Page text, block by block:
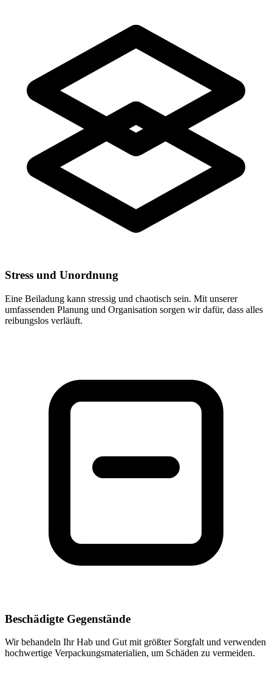
Stress und Unordnung
Eine Beiladung kann stressig und chaotisch sein. Mit unserer
umfassenden Planung und Organisation sorgen wir dafür, dass alles
reibungslos verläuft.
Beschädigte Gegenstände
Wir behandeln Ihr Hab und Gut mit größter Sorgfalt und verwenden
hochwertige Verpackungsmaterialien, um Schäden zu vermeiden.